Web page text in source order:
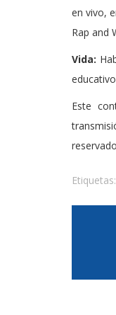
en vivo,
Rap and
Vida:
Este
Etiquetas: